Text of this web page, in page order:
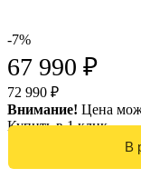
-7%
67 990 ₽
72 990 ₽
Внимание! Цена
Купить в 1 клик